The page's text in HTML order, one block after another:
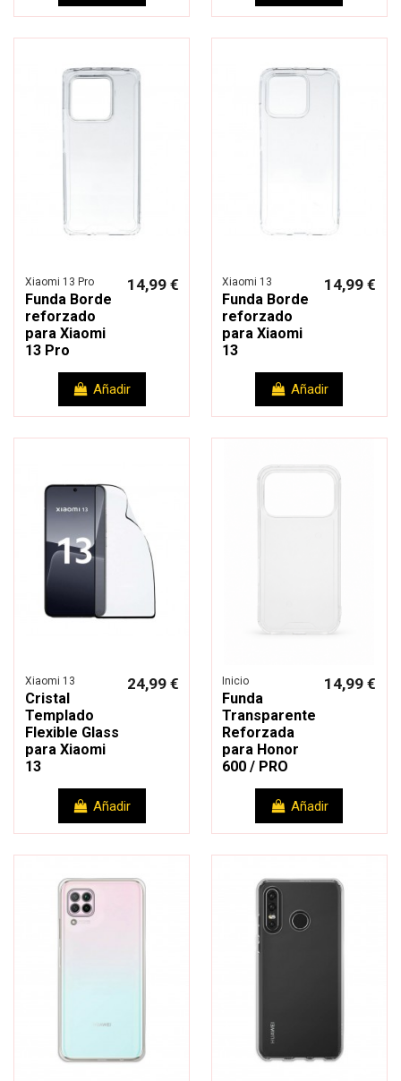
Xiaomi 13 Pro
Funda Borde
reforzado
para Xiaomi
13 Pro
14,99 €
Añadir
Xiaomi 13
Funda Borde
reforzado
para Xiaomi
13
14,99 €
Añadir
Xiaomi 13
Cristal
Templado
Flexible Glass
para Xiaomi
13
24,99 €
Añadir
Inicio
Funda
Transparente
Reforzada
para Honor
600 / PRO
14,99 €
Añadir